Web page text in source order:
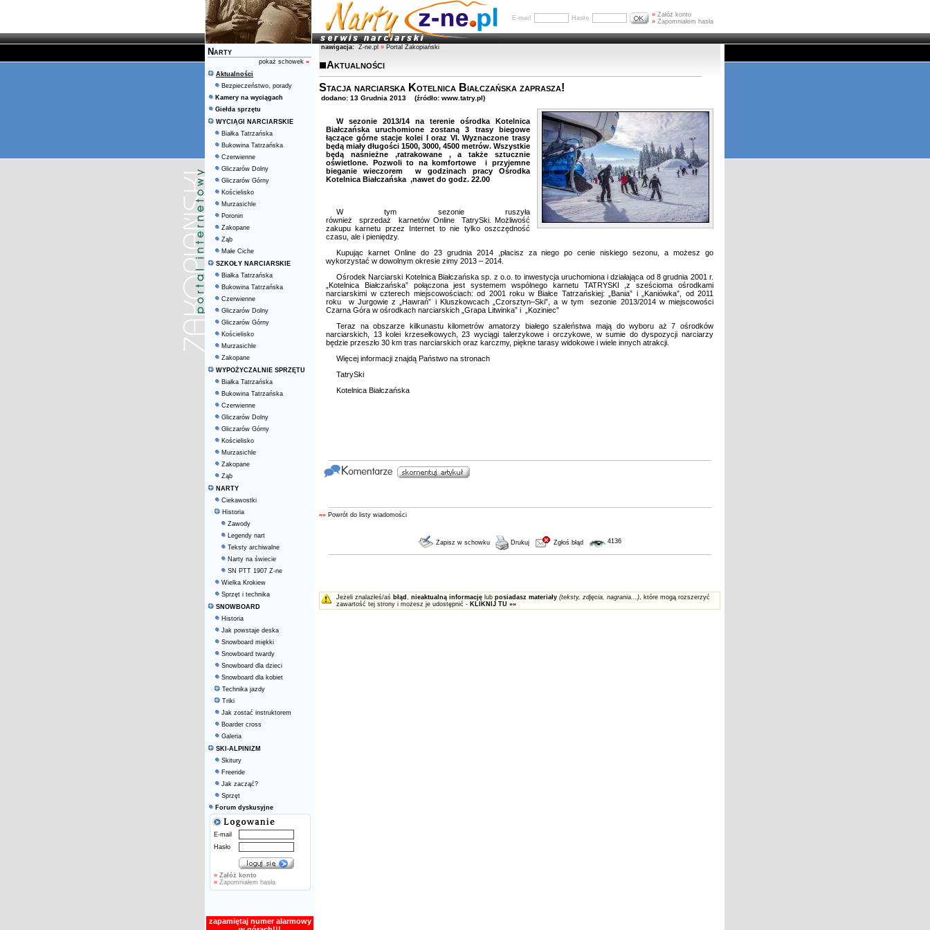
E-mail Hasło » Załóż konto
» Zapomniałem hasła
Narty
pokaż schowek »
Aktualności
Bezpieczeństwo, porady
Kamery na wyciągach
Giełda sprzętu
WYCIĄGI NARCIARSKIE
Białka Tatrzańska
Bukowina Tatrzańska
Czerwienne
Gliczarów Dolny
Gliczarów Górny
Kościelisko
Murzasichle
Poronin
Zakopane
Ząb
Małe Ciche
SZKOŁY NARCIARSKIE
Białka Tatrzańska
Bukowina Tatrzańska
Czerwienne
Gliczarów Dolny
Gliczarów Górny
Kościelisko
Murzasichle
Zakopane
WYPOŻYCZALNIE SPRZĘTU
Białka Tatrzańska
Bukowina Tatrzańska
Czerwienne
Gliczarów Dolny
Gliczarów Górny
Kościelisko
Murzasichle
Zakopane
Ząb
NARTY
Ciekawostki
Historia
Zawody
Legendy nart
Teksty archiwalne
Narty na świecie
SN PTT 1907 Z-ne
Wielka Krokiew
Sprzęt i technika
SNOWBOARD
Historia
Jak powstaje deska
Snowboard miękki
Snowboard twardy
Snowboard dla dzieci
Snowboard dla kobiet
Technika jazdy
Triki
Jak zostać instruktorem
Boarder cross
Galeria
SKI-ALPINIZM
Skitury
Freeride
Jak zacząć?
Sprzęt
Forum dyskusyjne
E-mail
Hasło
» Załóż konto
»Zapomniałem hasła
zapamiętaj numer alarmowy
nawigacja: Z-ne.pl » Portal Zakopiański
Aktualności
Stacja narciarska Kotelnica Białczańska zaprasza!
dodano: 13 Grudnia 2013 (źródło: www.tatry.pl)
W sezonie 2013/14 na terenie ośrodka Kotelnica
Białczańska uruchomione zostaną 3 trasy biegowe
łączące górne stacje kolei I oraz VI. Wyznaczone trasy
będą miały długości 1500, 3000, 4500 metrów. Wszystkie
będą naśnieżne ,ratrakowane , a także sztucznie
oświetlone. Pozwoli to na komfortowe i przyjemne
bieganie wieczorem w godzinach pracy Ośrodka
Kotelnica Białczańska ,nawet do godz. 22.00
W tym sezonie ruszyła
również sprzedaż karnetów Online TatrySki. Możliwość
zakupu karnetu przez Internet to nie tylko oszczędność
czasu, ale i pieniędzy.
Kupu­jąc karnet Online do 23 grudnia 2014 ,płacisz za niego po cenie niskiego sezonu, a możesz go
wykorzystać w dowolnym okresie zimy 2013 – 2014.
Ośrodek Narciarski Kotelnica Białczańska sp. z o.o. to inwestycja uruchomiona i działająca od 8 grudnia 2001 r.
Kotelnica Białczańska” połączona jest sys­temem wspólnego karnetu TATRYSKI ,z sześcioma ośrod­kami
narciarskimi w czterech miejscowościach: od 2001 roku w Białce Tatrzańskiej: „Bania” i „Kaniówka”, od 2011
roku w Jurgowie z „Hawrań” i Kluszkowcach „Czorsztyn–Ski”, a w tym sezonie 2013/2014 w miejscowości
Czarna Góra w ośrodkach narciarskich „Grapa Litwinka” i „Koziniec”
Teraz na obszarze kilkunastu kilome­trów amatorzy białego szaleństwa mają do wyboru aż 7 ośrodków
narciarskich, 13 kolei krzesełkowych, 23 wyciągi talerzykowe i orczykowe, w sumie do dyspozy­cji narciarzy
będzie przeszło 30 km tras narciarskich oraz karczmy, piękne tarasy widokowe i wiele innych atrakcji.
Więcej informacji znajdą Państwo na stronach
TatrySki
Kotelnica Białczańska
«« Powrót do listy wiadomości
Zapisz w schowku Drukuj Zgłoś błąd 4136
Jeżeli znalazłeś/aś błąd , nieaktualną informację lub posiadasz materiały (teksty, zdjęcia, nagrania...), które mogą rozszerzyć
zawartość tej strony i możesz je udostępnić - KLIKNIJ TU »»